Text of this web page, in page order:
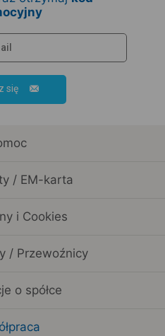
się
/ EM-karta
i Cookies
/ Przewoźnicy
o spółce